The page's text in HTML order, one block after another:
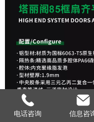
电话咨询 信息咨